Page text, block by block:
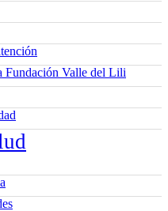
Fundación Valle del Lili